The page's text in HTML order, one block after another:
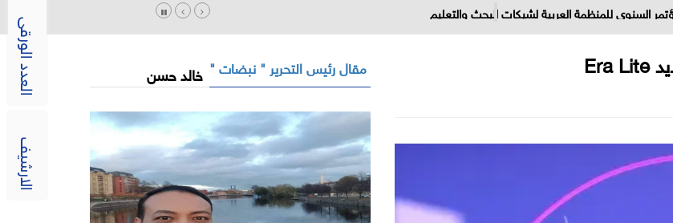
العدد الورقى
الارشيف
السنوي للمنظمة العربية لشبكات البحث والتعليم
مقال رئيس التحرير " نبضات " خالد حسن